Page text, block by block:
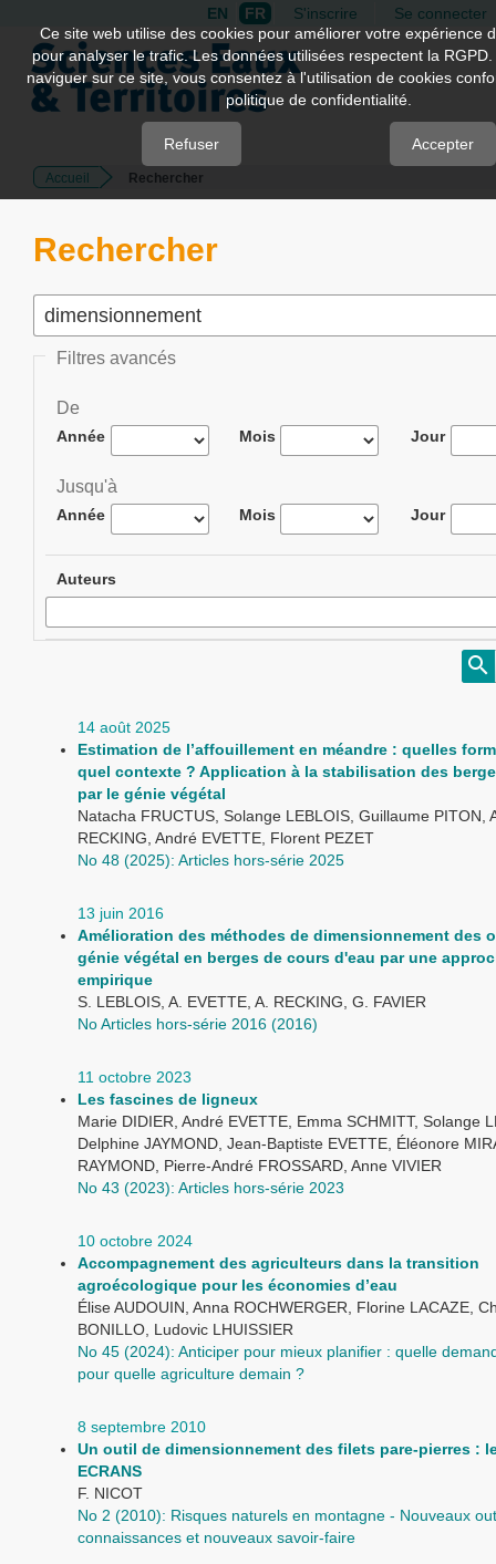
Quick
jump
page
Main
Content
EN FR S'inscrire Se connecter
Accueil Rechercher
Rechercher
Filtres avancés
De
Année Mois Jour
Jusqu'à
Année Mois Jour
Auteurs
14 août 2025
Estimation de l’affouillement en méandre : quelles
quel contexte ? Application à la stabilisation des
par le génie végétal
Natacha FRUCTUS, Solange LEBLOIS, Guillaume PITON,
RECKING, André EVETTE, Florent PEZET
No 48 (2025): Articles hors-série 2025
13 juin 2016
Amélioration des méthodes de dimensionnement des
génie végétal en berges de cours d'eau par une
empirique
S. LEBLOIS, A. EVETTE, A. RECKING, G. FAVIER
No Articles hors-série 2016 (2016)
11 octobre 2023
Les fascines de ligneux
Marie DIDIER, André EVETTE, Emma SCHMITT, Solange
Delphine JAYMOND, Jean-Baptiste EVETTE, Éléonore
RAYMOND, Pierre-André FROSSARD, Anne VIVIER
No 43 (2023): Articles hors-série 2023
10 octobre 2024
Accompagnement des agriculteurs dans la transition
agroécologique pour les économies d’eau
Élise AUDOUIN, Anna ROCHWERGER, Florine LACAZE,
BONILLO, Ludovic LHUISSIER
No 45 (2024): Anticiper pour mieux planifier : quelle
pour quelle agriculture demain ?
8 septembre 2010
Un outil de dimensionnement des filets pare-pierres :
ECRANS
F. NICOT
No 2 (2010): Risques naturels en montagne - Nouveaux
connaissances et nouveaux savoir-faire
Ce site web utilise des cookies pour améliorer votre expérience
pour analyser le trafic. Les données utilisées respectent la
naviguer sur ce site, vous consentez à l'utilisation de cookies
politique de confidentialité.
Refuser Accepter